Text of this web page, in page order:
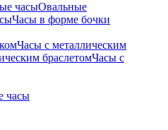
часыОвальные
Часы в форме бочки
Часы с металлическим
браслетомЧасы с
часы